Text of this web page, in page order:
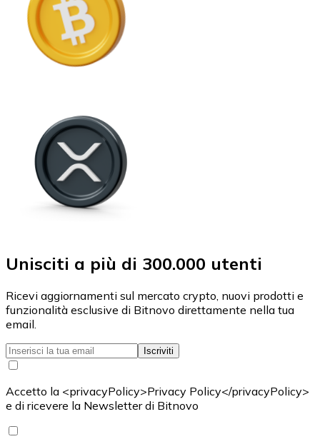
Unisciti a più di 300.000 utenti
Ricevi aggiornamenti sul mercato crypto, nuovi prodotti e
funzionalità esclusive di Bitnovo direttamente nella tua
email.
Iscriviti
Accetto la <privacyPolicy>Privacy Policy</privacyPolicy>
e di ricevere la Newsletter di Bitnovo